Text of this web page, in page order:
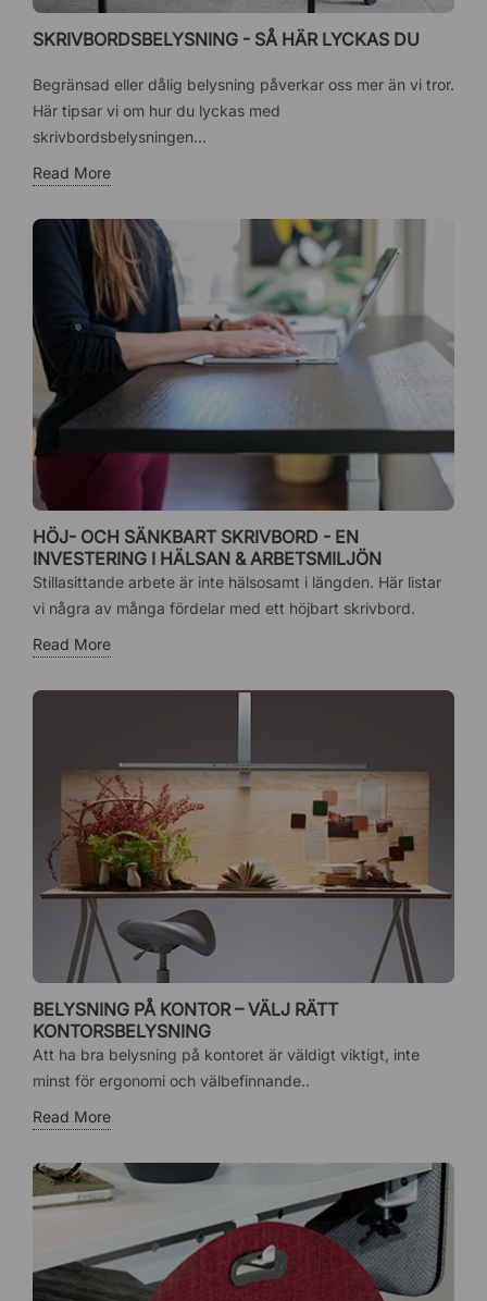
SKRIVBORDSBELYSNING - SÅ HÄR LYCKAS DU
Begränsad eller dålig belysning påverkar oss mer än vi tror.
Här tipsar vi om hur du lyckas med
skrivbordsbelysningen...
Read More
HÖJ- OCH SÄNKBART SKRIVBORD - EN
INVESTERING I HÄLSAN & ARBETSMILJÖN
Stillasittande arbete är inte hälsosamt i längden. Här listar
vi några av många fördelar med ett höjbart skrivbord.
Read More
BELYSNING PÅ KONTOR – VÄLJ RÄTT
KONTORSBELYSNING
Att ha bra belysning på kontoret är väldigt viktigt, inte
minst för ergonomi och välbefinnande..
Read More